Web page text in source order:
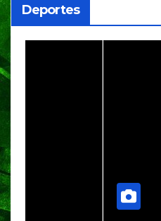
Deportes